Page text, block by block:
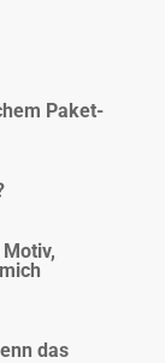
Paket-
das